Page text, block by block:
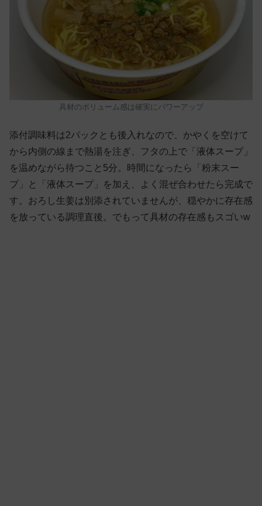
具材のボリューム感は確実にパワーアップ
添付調味料は2パックとも後入れなので、かやくを空けて
から内側の線まで熱湯を注ぎ、フタの上で「液体スープ」
を温めながら待つこと5分。時間になったら「粉末スー
プ」と「液体スープ」を加え、よく混ぜ合わせたら完成で
す。おろし生姜は別添されていませんが、穏やかに存在感
を放っている調理直後。でもって具材の存在感もスゴいw